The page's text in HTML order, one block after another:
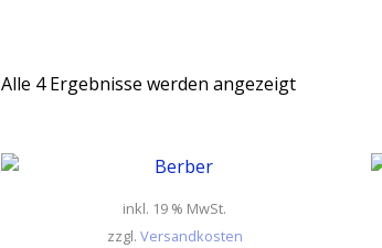
Alle 4 Ergebnisse werden angezeigt
inkl. 19 % MwSt.
zzgl. Versandkosten